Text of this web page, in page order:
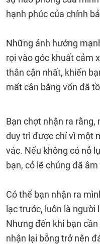
hạnh phúc của chính
Những ảnh hưởng
rọi vào góc khuất cảm
thân cận nhất, khiến
mất cân bằng vốn đã
Bạn chợt nhận ra rằng,
duy trì được chỉ vì một
vác. Nếu không có nỗ
bạn, có lẽ chúng đã
Có thể bạn nhận ra
lạc trước, luôn là người
Nhưng đến khi bạn
nhận lại bỗng trở nên